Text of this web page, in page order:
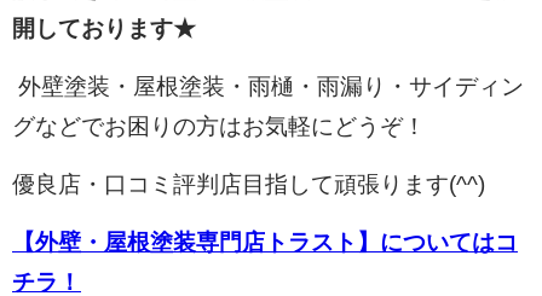
開しております★
外壁塗装・屋根塗装・雨樋・雨漏り・サイディン
グなどでお困りの方はお気軽にどうぞ！
優良店・口コミ評判店目指して頑張ります(^^)
【外壁・屋根塗装専門店トラスト】についてはコ
チラ！